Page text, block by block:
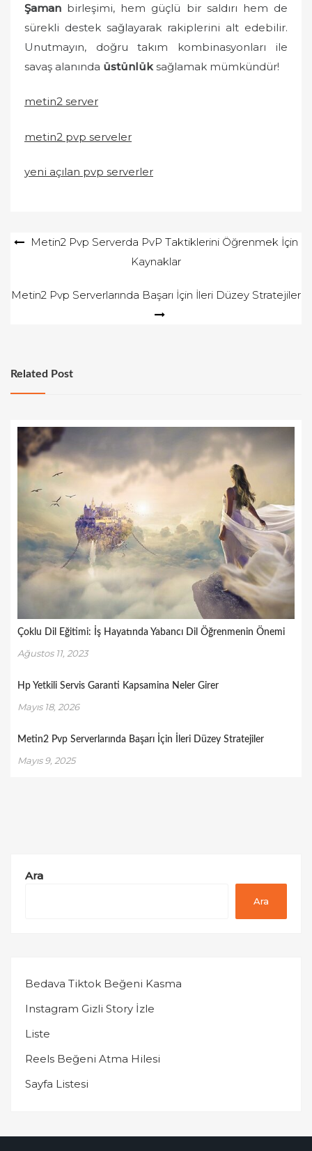
Şaman birleşimi, hem güçlü bir saldırı hem de
sürekli destek sağlayarak rakiplerini alt edebilir.
Unutmayın, doğru takım kombinasyonları ile
savaş alanında üstünlük sağlamak mümkündür!
metin2 server
metin2 pvp serveler
yeni açılan pvp serverler
YazıMetin2 Pvp Serverda PvP Taktiklerini Öğrenmek İçin
Kaynaklar
Metin2 Pvp Serverlarında Başarı İçin İleri Düzey Stratejiler
Related Post
Çoklu Dil Eğitimi: İş Hayatında Yabancı Dil Öğrenmenin Önemi
Ağustos 11, 2023
Hp Yetkili Servis Garanti Kapsamina Neler Girer
Mayıs 18, 2026
Metin2 Pvp Serverlarında Başarı İçin İleri Düzey Stratejiler
Mayıs 9, 2025
Ara
Ara
Bedava Tiktok Beğeni Kasma
Instagram Gizli Story İzle
Liste
Reels Beğeni Atma Hilesi
Sayfa Listesi